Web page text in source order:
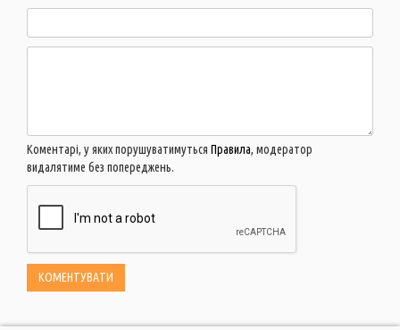
Коментарі, у яких порушуватимуться Правила, модератор
видалятиме без попереджень.